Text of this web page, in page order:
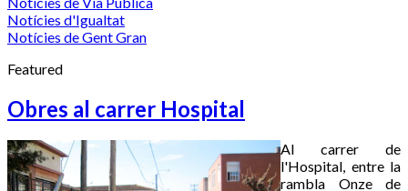
Notícies d'Igualtat
Notícies de Gent Gran
Featured
Obres al carrer Hospital
Al carrer de
l'Hospital, entre la
rambla Onze de